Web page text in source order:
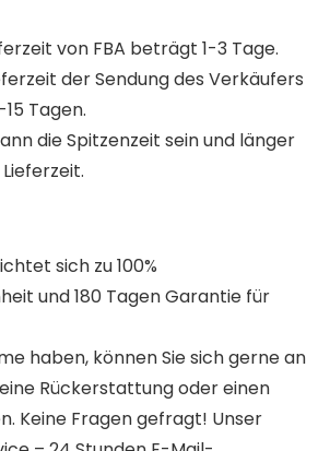
von FBA beträgt 1-3 Tage.
der Sendung des Verkäufers
Tagen.
die Spitzenzeit sein und länger
sich zu 100%
und 180 Tagen Garantie für
haben, können Sie sich gerne an
Rückerstattung oder einen
Keine Fragen gefragt! Unser